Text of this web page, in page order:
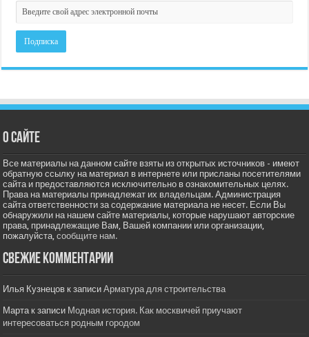
О сайте
Все материалы на данном сайте взяты из открытых источников - имеют
обратную ссылку на материал в интернете или присланы посетителями
сайта и предоставляются исключительно в ознакомительных целях.
Права на материалы принадлежат их владельцам. Администрация
сайта ответственности за содержание материала не несет. Если Вы
обнаружили на нашем сайте материалы, которые нарушают авторские
права, принадлежащие Вам, Вашей компании или организации,
пожалуйста,сообщите нам.
Свежие комментарии
Илья Кузнецов к записиАрматура для строительства
Мартак записи Модная история. Как москвичей приучают
интересоваться родным городом